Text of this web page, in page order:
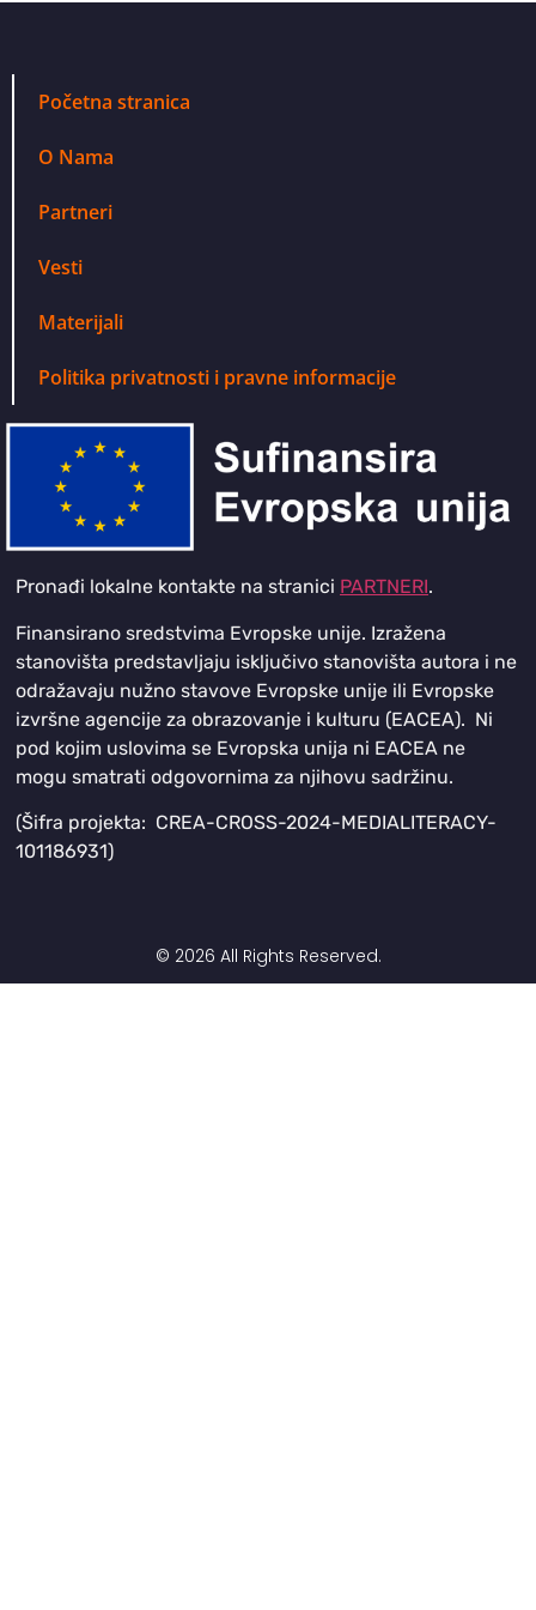
Početna stranica
O Nama
Partneri
Vesti
Materijali
Politika privatnosti i pravne informacije
Pronađi lokalne kontakte na stranici PARTNERI.
Finansirano sredstvima Evropske unije. Izražena
stanovišta predstavljaju isključivo stanovišta autora i ne
odražavaju nužno stavove Evropske unije ili Evropske
izvršne agencije za obrazovanje i kulturu (EACEA). Ni
pod kojim uslovima se Evropska unija ni EACEA ne
mogu smatrati odgovornima za njihovu sadržinu.
(Šifra projekta: CREA-CROSS-2024-MEDIALITERACY-
101186931)
© 2026 All Rights Reserved.